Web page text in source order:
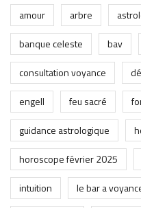
amour arbre
banque celeste
bav
consultation voyance
engell
feu sacré
guidance astrologique
horoscope février 2025
intuition
le bar a